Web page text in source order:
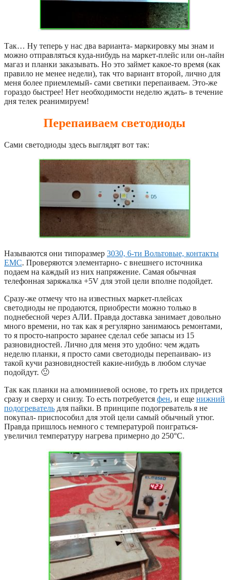
Так… Ну теперь у нас два варианта- маркировку мы знам и
можно отправляться куда-нибудь на маркет-плейс или он-лайн
магаз и планки заказывать. Но это займет какое-то время (как
правило не менее недели), так что вариант второй, лично для
меня более приемлемый- сами светики перепаиваем. Это-же
гораздо быстрее! Нет необходимости неделю ждать- в течение
дня телек реанимируем!
Перепаиваем светодиоды
Сами светодиоды здесь выглядят вот так:
Называются они типоразмер 3030, 6-ти Вольтовые, контакты
EMC. Проверяются элементарно- с внешнего источника
подаем на каждый из них напряжение. Самая обычная
телефонная заряжалка +5V для этой цели вполне подойдет.
Сразу-же отмечу что на известных маркет-плейсах
светодиоды не продаются, приобрести можно только в
поднебесной через АЛИ. Правда доставка занимает довольно
много времени, но так как я регулярно занимаюсь ремонтами,
то я просто-напросто заранее сделал себе запасы из 15
разновидностей. Лично для меня это удобно: чем ждать
неделю планки, я просто сами светодиоды перепаиваю- из
такой кучи разновидностей какие-нибудь в любом случае
подойдут. 🙂
Так как планки на алюминиевой основе, то греть их придется
сразу и сверху и снизу. То есть потребуется фен, и еще нижний
подогреватель для пайки. В принципе подогреватель я не
покупал- приспособил для этой цели самый обычный утюг.
Правда пришлось немного с температурой поиграться-
увеличил температуру нагрева примерно до 250°C.